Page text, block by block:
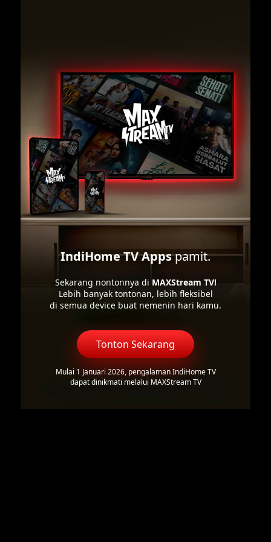
IndiHome TV Appspamit.
Sekarang nontonnya di MAXStream TV!
Lebih banyak tontonan, lebih fleksibel
di semua device buat nemenin hari kamu.
Tonton Sekarang
Mulai 1 Januari 2026, pengalaman IndiHome TV
dapat dinikmati melalui MAXStream TV